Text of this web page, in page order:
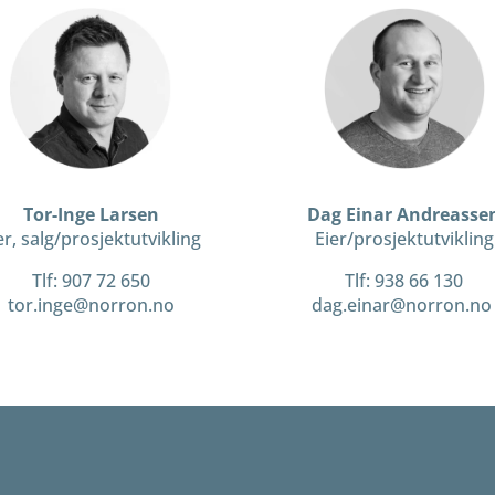
Tor-Inge Larsen
salg/prosjektutvikling
Tlf: 907 72 650
tor.inge@norron.no
Dag Einar
Eier/prosjektutvikling
Tlf:938 66 130
dag.einar@norron.no